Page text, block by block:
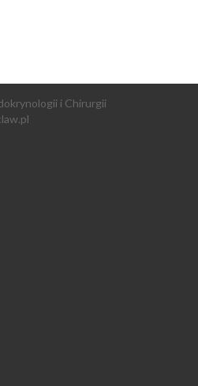
i Chirurgii